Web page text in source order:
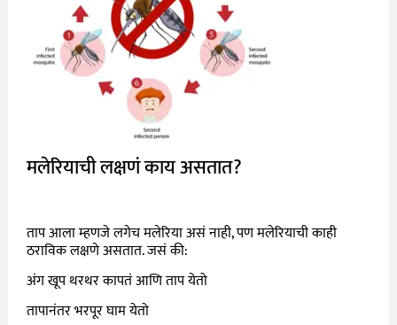
मलेरियाची लक्षणं काय असतात?
ताप आला म्हणजे लगेच मलेरिया असं नाही, पण मलेरियाची काही
ठराविक लक्षणे असतात. जसं की:
अंग खूप थरथर कापतं आणि ताप येतो
तापानंतर भरपूर घाम येतो